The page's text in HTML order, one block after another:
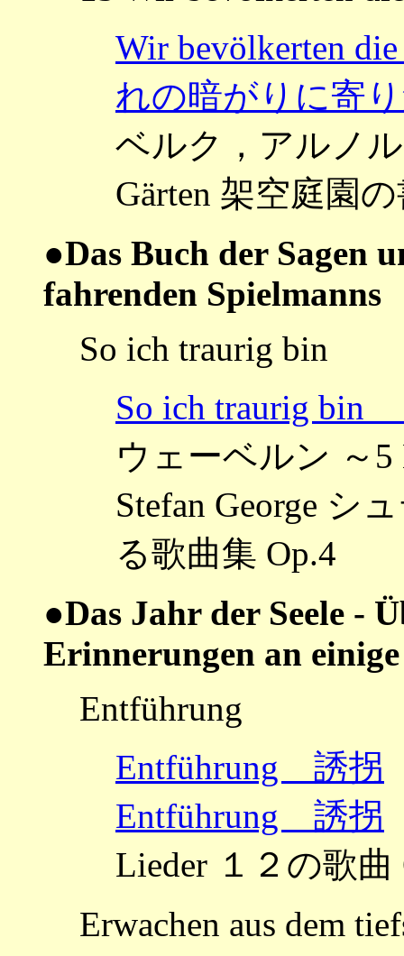
Wir bevölkerten
れの暗がりに寄
ベルク，アルノル
Gärten 架空庭園
●Das Buch der Sagen
fahrenden Spielmanns
So ich traurig bin
So ich traurig bin
ウェーベルン ～5
Stefan George シ
る歌曲集 Op.4
●Das Jahr der Seele -
Erinnerungen an
Entführung
Entführung 誘拐
Entführung 誘拐
Lieder １２の歌曲
Erwachen aus dem